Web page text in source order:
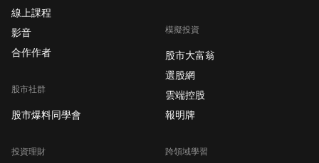
線上課程
影音
合作作者
股市社群
股市爆料同學會
投資理財
模擬投資
股市大富翁
選股網
雲端控股
報明牌
跨領域學習